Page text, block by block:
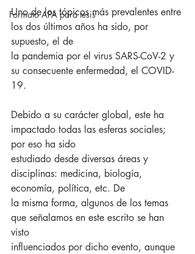
Formato APA para tesis
Uno de los tópicos más prevalentes entre
los dos últimos años ha sido, por
supuesto, el de
la pandemia por el virus SARS-CoV-2 y
su consecuente enfermedad, el COVID-
19.
Debido a su carácter global, este ha
impactado todas las esferas sociales;
por eso ha sido
estudiado desde diversas áreas y
disciplinas: medicina, biología,
economía, política, etc. De
la misma forma, algunos de los temas
que señalamos en este escrito se han
visto
influenciados por dicho evento, aunque